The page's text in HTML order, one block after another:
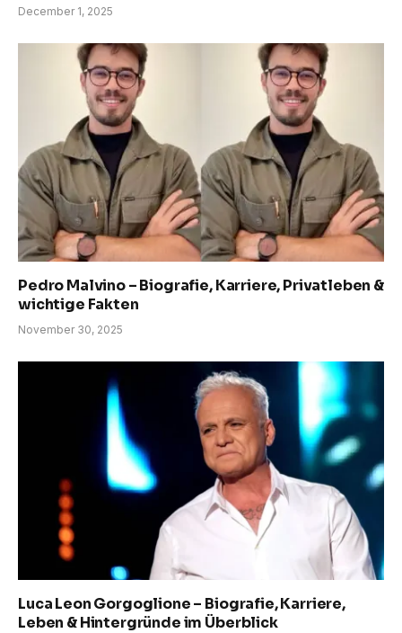
December 1, 2025
Pedro Malvino – Biografie, Karriere, Privatleben &
wichtige Fakten
November 30, 2025
Luca Leon Gorgoglione – Biografie, Karriere,
Leben & Hintergründe im Überblick